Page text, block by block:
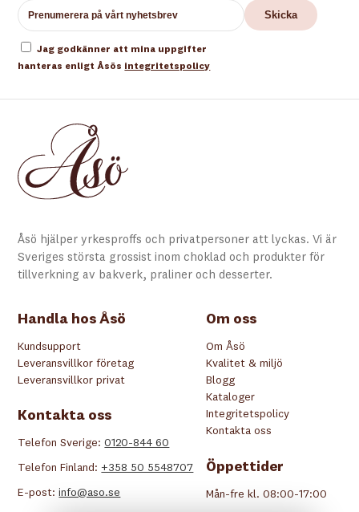
Jag godkänner att mina uppgifter
hanteras enligt Åsös integritetspolicy
Åsö hjälper yrkesproffs och privatpersoner att lyckas. Vi är
Sveriges största grossist inom choklad och produkter för
tillverkning av bakverk, praliner och desserter.
Om oss
Om Åsö
Kvalitet & miljö
Blogg
Kataloger
Integritetspolicy
Kontakta oss
Öppettider
Mån-fre kl. 08:00-17:00
Handla hos Åsö
Kundsupport
Leveransvillkor företag
Leveransvillkor privat
Kontakta oss
Telefon Sverige:0120-844 60
Telefon Finland: +358 50 5548707
E-post:info@aso.se